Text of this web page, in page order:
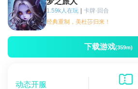
1.59k人在玩 | 卡牌·回合
经典重制，美杜莎归来！
下载游戏(359m)
动态开服